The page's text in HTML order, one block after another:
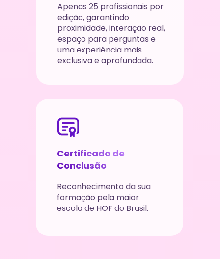
Certificado de
Conclusão
Apenas 25 profissionais por
edição, garantindo
proximidade, interação real,
espaço para perguntas e
uma experiência mais
exclusiva e aprofundada.
Reconhecimento da sua
formação pela maior
escola de HOF do Brasil.